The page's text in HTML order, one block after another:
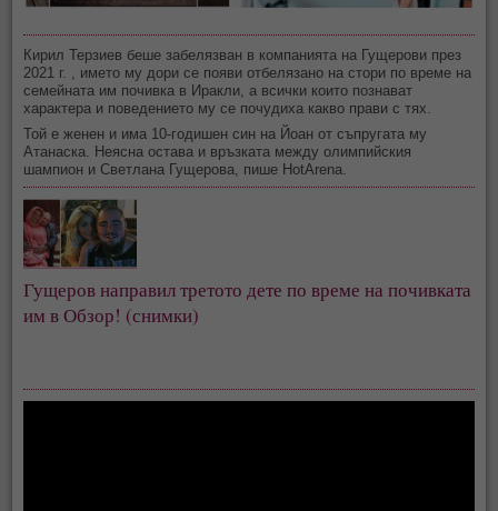
Кирил Терзиев беше забелязван в компанията на Гущерови през
2021 г. , името му дори се появи отбелязано на стори по време на
семейната им почивка в Иракли, а всички които познават
характера и поведението му се почудиха какво прави с тях.
Той е женен и има 10-годишен син на Йоан от съпругата му
Атанаска. Неясна остава и връзката между олимпийския
шампион и Светлана Гущерова, пише HotArena.
Гущеров направил третото дете по време на почивката
им в Обзор! (снимки)